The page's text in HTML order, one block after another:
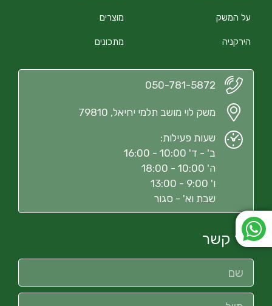
על המשק
הירקניה
מוצרים
מתכונים
050-781-5872
משק לוי מושב תלמי יחיאל, 79810
שעות פעילות:
ב' - ד' 10:00 - 16:00
ה' 10:00 - 18:00
ו' 9:00 - 13:00
שבת וא' - סגור
צור קשר